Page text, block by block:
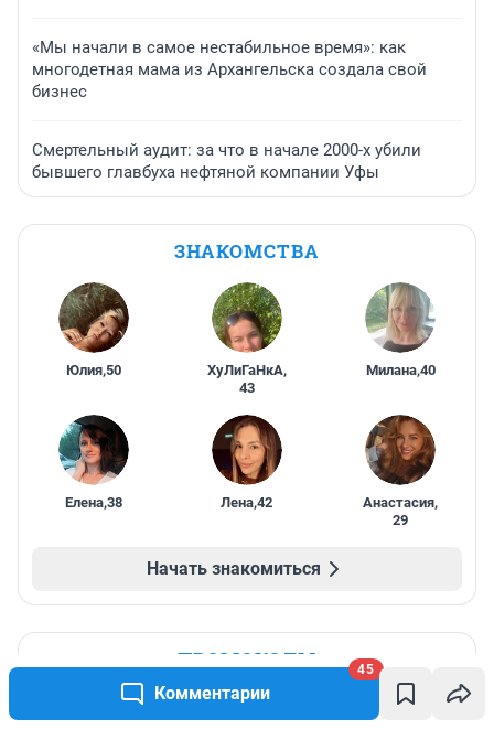
Комментарии
45
«Мы начали в самое нестабильное время»: как
многодетная мама из Архангельска создала свой
бизнес
Смертельный аудит: за что в начале 2000-х убили
бывшего главбуха нефтяной компании Уфы
ЗНАКОМСТВА
Юлия,50 ХуЛиГаНкА,
43
Милана,40
Елена,38 Лена,42 Анастасия,
29
Начать знакомиться
ПРОМОКОДЫ
Скидка 10% на все товары